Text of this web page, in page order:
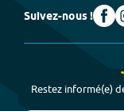
Suivez-nous !
Restez informé(e)